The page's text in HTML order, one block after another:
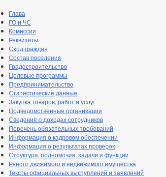
Глава
ГО и ЧС
Комиссии
Реквизиты
Сход граждан
Состав поселения
Градостроительство
Целевые программы
Предпринимательство
Статистические данные
Закупка товаров, работ и услуг
Подведомственные организации
Сведения о доходах сотрудников
Перечень обязательных требований
Информация о кадровом обеспечении
Информация о результатах проверок
Структура, полномочия, задачи и функции
Реестр движимого и недвижимого имущества
Тексты официальных выступлений и заявлений